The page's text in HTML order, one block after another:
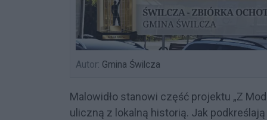
Autor: Gmina Świlcza
Malowidło stanowi część projektu „Z
uliczną z lokalną historią. Jak